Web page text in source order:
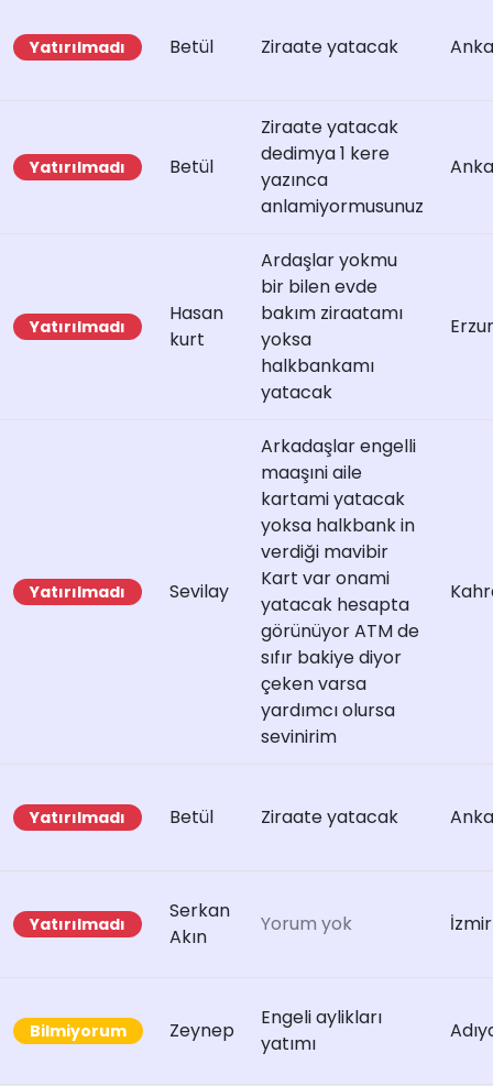
Yatırılmadı Betül Ziraate yatacak
Yatırılmadı Betül
Ziraate yatacak
dedimya 1 kere
yazınca
anlamiyormusunuz
Yatırılmadı
Hasan
kurt
Ardaşlar yokmu
bir bilen evde
bakım ziraatamı
yoksa
halkbankamı
yatacak
Yatırılmadı Sevilay
Arkadaşlar engelli
maaşıni aile
kartami yatacak
yoksa halkbank in
verdiği mavibir
Kart var onami
yatacak hesapta
görünüyor ATM de
sıfır bakiye diyor
çeken varsa
yardımcı olursa
sevinirim
Yatırılmadı Betül Ziraate yatacak
Yatırılmadı
Serkan
Akın
Yorum yok İzmir
Bilmiyorum Zeynep
Engeli aylikları
yatımı